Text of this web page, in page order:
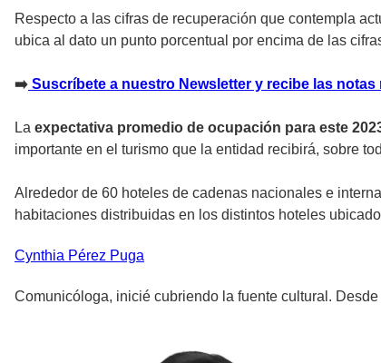
Respecto a las cifras de recuperación que contempla
ubica al dato un punto porcentual por encima de las
➡ Suscríbete a nuestro Newsletter y recibe las
La expectativa promedio de ocupación para este
importante en el turismo que la entidad recibirá, sobre
Alrededor de 60 hoteles de cadenas nacionales e
habitaciones distribuidas en los distintos hoteles
Cynthia Pérez Puga
Comunicóloga, inicié cubriendo la fuente cultural.